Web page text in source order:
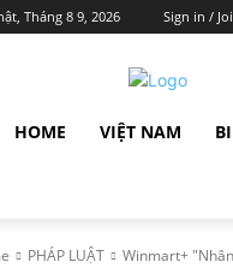
Tháng 8 9, 2026 Sign in /
HOME VIỆT NAM
PHÁP LUẬT Winmart+